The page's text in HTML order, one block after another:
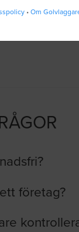
• Om
företag?